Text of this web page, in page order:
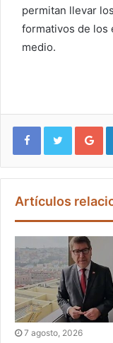
permitan llevar
formativos de los
medio.
Google+
Artículos
7 agosto, 2026